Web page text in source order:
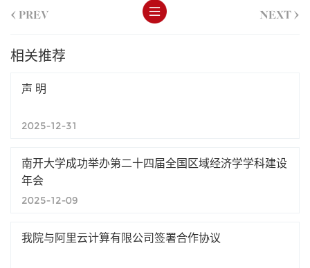
< PREV NEXT >
相关推荐
声 明
2025-12-31
南开大学成功举办第二十四届全国区域经济学学科建设
年会
2025-12-09
我院与阿里云计算有限公司签署合作协议